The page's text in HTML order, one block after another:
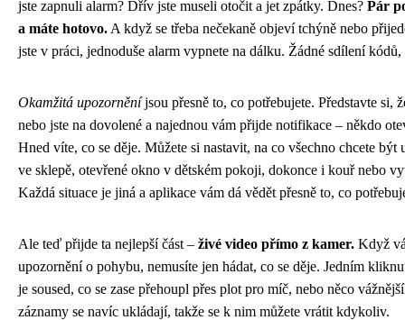
jste zapnuli alarm? Dřív jste museli otočit a jet zpátky. Dnes? Pár
a máte hotovo. A když se třeba nečekaně objeví tchýně nebo
jste v práci, jednoduše alarm vypnete na dálku. Žádné sdílení
Okamžitá upozorněníjsou přesně to, co potřebujete. Představte si,
nebo jste na dovolené a najednou vám přijde notifikace – někdo
Hned víte, co se děje. Můžete si nastavit, na co všechno chcete být
ve sklepě, otevřené okno v dětském pokoji, dokonce i kouř nebo
Každá situace je jiná a aplikace vám dá vědět přesně to, co
Ale teď přijde ta nejlepší část – živé video přímo z kamer. Když
upozornění o pohybu, nemusíte jen hádat, co se děje. Jedním
je soused, co se zase přehoupl přes plot pro míč, nebo něco
záznamy se navíc ukládají, takže se k nim můžete vrátit kdykoliv.